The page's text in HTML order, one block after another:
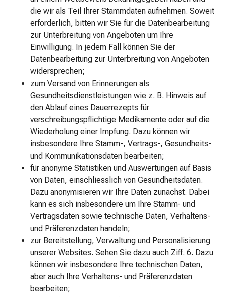
Parfum
für
Sie
Parfum
für
Ihn
Düfte
für
Kinder
Rasur
&
Haarentfernung
Rasierpinsel
&
Bartpflege
After
shave
Haarentfernung
Haarschneider
Pinzette
Rasierschaum
&
-
creme
die wir als Teil Ihrer Stammdaten aufnehmen. Soweit
erforderlich, bitten wir Sie für die Datenbearbeitung
zur Unterbreitung von Angeboten um Ihre
Einwilligung. In jedem Fall können Sie der
Datenbearbeitung zur Unterbreitung von Angeboten
widersprechen;
zum Versand von Erinnerungen als
Gesundheitsdienstleistungen wie z. B. Hinweis auf
den Ablauf eines Dauerrezepts für
verschreibungspflichtige Medikamente oder auf die
Wiederholung einer Impfung. Dazu können wir
insbesondere Ihre Stamm-, Vertrags-, Gesundheits-
und Kommunikationsdaten bearbeiten;
für anonyme Statistiken und Auswertungen auf Basis
von Daten, einschliesslich von Gesundheitsdaten.
Dazu anonymisieren wir Ihre Daten zunächst. Dabei
kann es sich insbesondere um Ihre Stamm- und
Vertragsdaten sowie technische Daten, Verhaltens-
und Präferenzdaten handeln;
zur Bereitstellung, Verwaltung und Personalisierung
unserer Websites. Sehen Sie dazu auch Ziff. 6. Dazu
können wir insbesondere Ihre technischen Daten,
aber auch Ihre Verhaltens- und Präferenzdaten
bearbeiten;